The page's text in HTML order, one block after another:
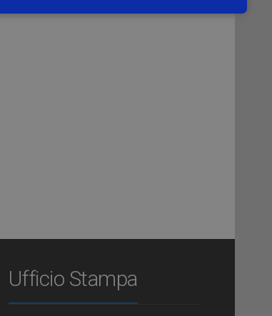
Ufficio Stampa